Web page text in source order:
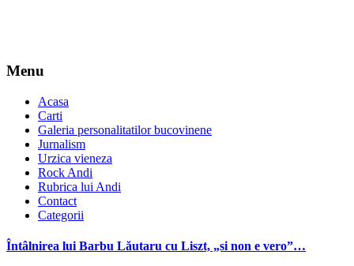
Menu
Acasa
Carti
Galeria personalitatilor bucovinene
Jurnalism
Urzica vieneza
Rock Andi
Rubrica lui Andi
Contact
Categorii
Întâlnirea lui Barbu Lăutaru cu Liszt, „si non e vero”…